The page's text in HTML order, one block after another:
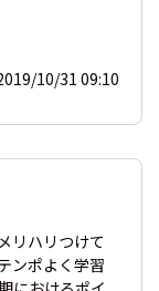
10/31 09:10
リハリつけて
ンポよく学習